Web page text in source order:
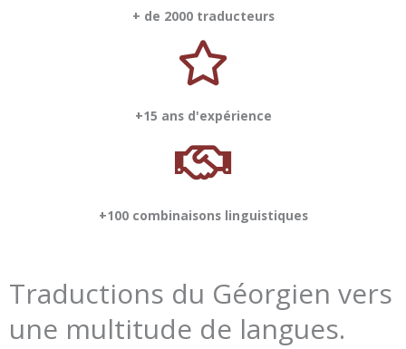
+ de 2000 traducteurs
+15 ans d'expérience
+100 combinaisons linguistiques
Traductions du Géorgien vers
une multitude de langues.